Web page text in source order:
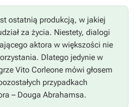
ostatnią produkcją, w jakiej
za życia. Niestety, dialogi
aktora w większości nie
Dlatego jedynie w
Vito Corleone mówi głosem
przypadkach
– Douga Abrahamsa.